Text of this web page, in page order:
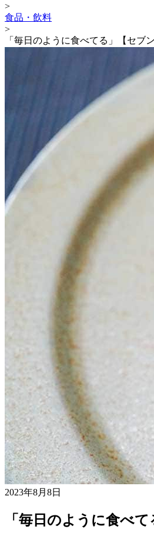
>
食品・飲料
>
「毎日のように食べてる」【セブ
2023年8月8日
「毎日のように食べ